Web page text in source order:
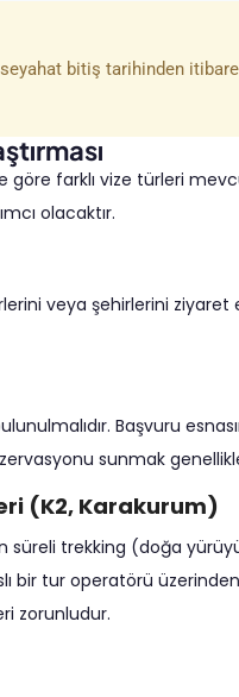
bitiş tarihinden
göre farklı vize türleri
olacaktır.
veya şehirlerini
Başvuru
sunmak
(K2, Karakurum)
süreli trekking (doğa
bir tur operatörü
zorunludur.